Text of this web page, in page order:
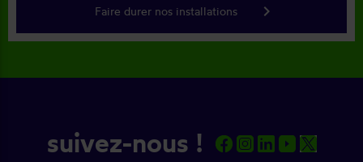
Faire durer nos installations keyboard_arrow_right
suivez-nous !